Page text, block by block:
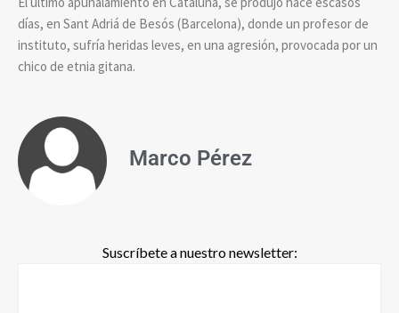
días, en Sant Adriá de Besós (Barcelona), donde un profesor de
instituto, sufría heridas leves, en una agresión, provocada por un
chico de etnia gitana.
Marco Pérez
Suscríbete a nuestro newsletter: